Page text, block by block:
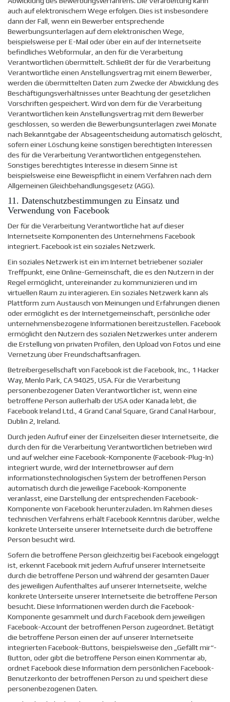
auch auf elektronischem Wege erfolgen. Dies ist insbesondere
dann der Fall, wenn ein Bewerber entsprechende
Bewerbungsunterlagen auf dem elektronischen Wege,
beispielsweise per E-Mail oder über ein auf der Internetseite
befindliches Webformular, an den für die Verarbeitung
Verantwortlichen übermittelt. Schließt der für die Verarbeitung
Verantwortliche einen Anstellungsvertrag mit einem Bewerber,
werden die übermittelten Daten zum Zwecke der Abwicklung des
Beschäftigungsverhältnisses unter Beachtung der gesetzlichen
Vorschriften gespeichert. Wird von dem für die Verarbeitung
Verantwortlichen kein Anstellungsvertrag mit dem Bewerber
geschlossen, so werden die Bewerbungsunterlagen zwei Monate
nach Bekanntgabe der Absageentscheidung automatisch gelöscht,
sofern einer Löschung keine sonstigen berechtigten Interessen
des für die Verarbeitung Verantwortlichen entgegenstehen.
Sonstiges berechtigtes Interesse in diesem Sinne ist
beispielsweise eine Beweispflicht in einem Verfahren nach dem
Allgemeinen Gleichbehandlungsgesetz (AGG).
11. Datenschutzbestimmungen zu Einsatz und
Verwendung von Facebook
Der für die Verarbeitung Verantwortliche hat auf dieser
Internetseite Komponenten des Unternehmens Facebook
integriert. Facebook ist ein soziales Netzwerk.
Ein soziales Netzwerk ist ein im Internet betriebener sozialer
Treffpunkt, eine Online-Gemeinschaft, die es den Nutzern in der
Regel ermöglicht, untereinander zu kommunizieren und im
virtuellen Raum zu interagieren. Ein soziales Netzwerk kann als
Plattform zum Austausch von Meinungen und Erfahrungen dienen
oder ermöglicht es der Internetgemeinschaft, persönliche oder
unternehmensbezogene Informationen bereitzustellen. Facebook
ermöglicht den Nutzern des sozialen Netzwerkes unter anderem
die Erstellung von privaten Profilen, den Upload von Fotos und eine
Vernetzung über Freundschaftsanfragen.
Betreibergesellschaft von Facebook ist die Facebook, Inc., 1 Hacker
Way, Menlo Park, CA 94025, USA. Für die Verarbeitung
personenbezogener Daten Verantwortlicher ist, wenn eine
betroffene Person außerhalb der USA oder Kanada lebt, die
Facebook Ireland Ltd., 4 Grand Canal Square, Grand Canal Harbour,
Dublin 2, Ireland.
Durch jeden Aufruf einer der Einzelseiten dieser Internetseite, die
durch den für die Verarbeitung Verantwortlichen betrieben wird
und auf welcher eine Facebook-Komponente (Facebook-Plug-In)
integriert wurde, wird der Internetbrowser auf dem
informationstechnologischen System der betroffenen Person
automatisch durch die jeweilige Facebook-Komponente
veranlasst, eine Darstellung der entsprechenden Facebook-
Komponente von Facebook herunterzuladen. Im Rahmen dieses
technischen Verfahrens erhält Facebook Kenntnis darüber, welche
konkrete Unterseite unserer Internetseite durch die betroffene
Person besucht wird.
Sofern die betroffene Person gleichzeitig bei Facebook eingeloggt
ist, erkennt Facebook mit jedem Aufruf unserer Internetseite
durch die betroffene Person und während der gesamten Dauer
des jeweiligen Aufenthaltes auf unserer Internetseite, welche
konkrete Unterseite unserer Internetseite die betroffene Person
besucht. Diese Informationen werden durch die Facebook-
Komponente gesammelt und durch Facebook dem jeweiligen
Facebook-Account der betroffenen Person zugeordnet. Betätigt
die betroffene Person einen der auf unserer Internetseite
integrierten Facebook-Buttons, beispielsweise den „Gefällt mir“-
Button, oder gibt die betroffene Person einen Kommentar ab,
ordnet Facebook diese Information dem persönlichen Facebook-
Benutzerkonto der betroffenen Person zu und speichert diese
personenbezogenen Daten.